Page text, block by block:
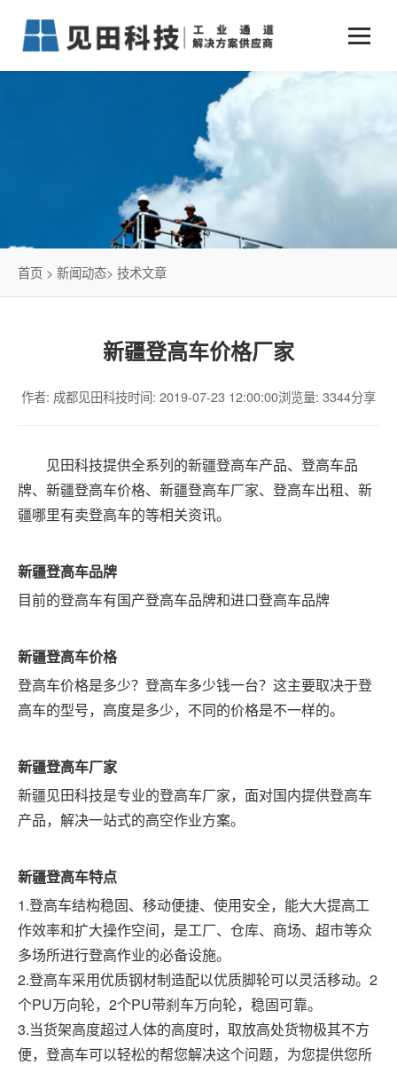
业务中心
仓储物流通道解决方案
智能立体库解决方案
简易升降机解决方案
新闻动态 +
传统仓储物流
石油化工行业
发展历程
首页 > 新闻动态> 技术文章
新疆登高车价格厂家
作者: 成都见田科技时间: 2019-07-23 12:00:00浏览量: 3344分享
见田科技提供全系列的新疆登高车产品、登高车品
牌、新疆登高车价格、新疆登高车厂家、登高车出租、新
疆哪里有卖登高车的等相关资讯。
新疆登高车品牌
目前的登高车有国产登高车品牌和进口登高车品牌
新疆登高车价格
登高车价格是多少？登高车多少钱一台？这主要取决于登
高车的型号，高度是多少，不同的价格是不一样的。
新疆登高车厂家
新疆见田科技是专业的登高车厂家，面对国内提供登高车
产品，解决一站式的高空作业方案。
新疆登高车特点
1.登高车结构稳固、移动便捷、使用安全，能大大提高工
作效率和扩大操作空间，是工厂、仓库、商场、超市等众
多场所进行登高作业的必备设施。
2.登高车采用优质钢材制造配以优质脚轮可以灵活移动。2
个PU万向轮，2个PU带刹车万向轮，稳固可靠。
3.当货架高度超过人体的高度时，取放高处货物极其不方
便，登高车可以轻松的帮您解决这个问题，为您提供您所